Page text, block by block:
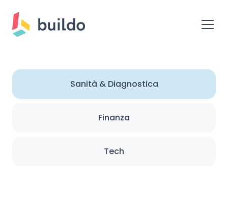
Sanità & Diagnostica
Finanza
Tech